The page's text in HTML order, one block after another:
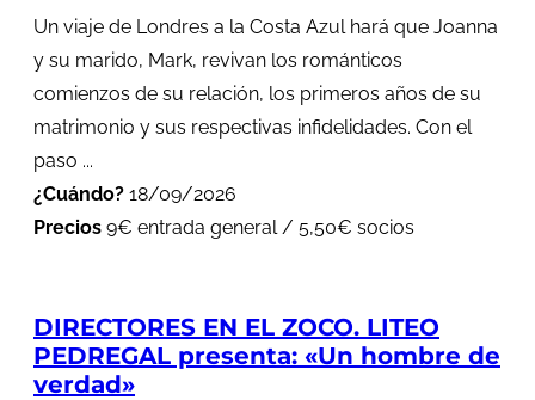
Un viaje de Londres a la Costa Azul hará que Joanna
y su marido, Mark, revivan los románticos
comienzos de su relación, los primeros años de su
matrimonio y sus respectivas infidelidades. Con el
paso ...
¿Cuándo? 18/09/2026
Precios 9€ entrada general / 5,50€ socios
DIRECTORES EN EL ZOCO. LITEO
PEDREGAL presenta: «Un hombre de
verdad»